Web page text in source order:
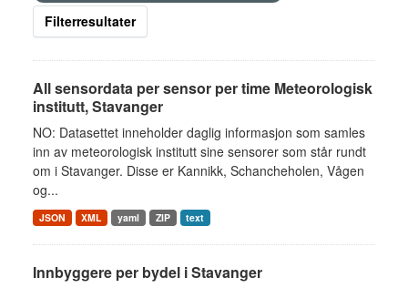
Filterresultater
All sensordata per sensor per time Meteorologisk
institutt, Stavanger
NO: Datasettet inneholder daglig informasjon som samles
inn av meteorologisk institutt sine sensorer som står rundt
om i Stavanger. Disse er Kannikk, Schancheholen, Vågen
og...
JSON XML yaml ZIP text
Innbyggere per bydel i Stavanger